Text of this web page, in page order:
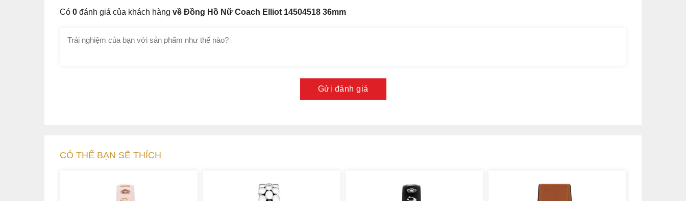
Có 0 đánh giá của khách hàng về Đồng Hồ Nữ Coach Elliot 14504518 36mm
Gửi đánh giá
CÓ THỂ BẠN SẼ THÍCH